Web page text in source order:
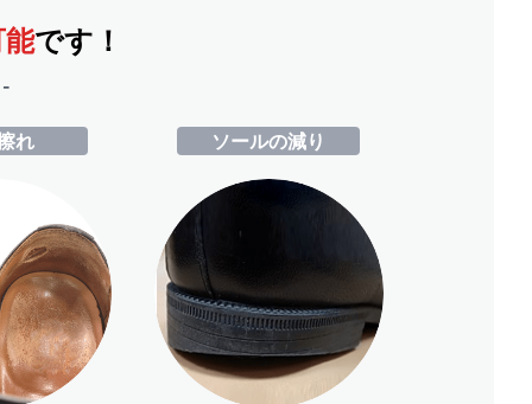
です！
-
れ ソールの減り